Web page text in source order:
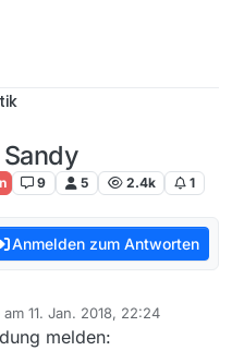
9 5 2.4k 1
Anmelden zum Antworten
am 11. Jan. 2018, 22:24
von
melden: